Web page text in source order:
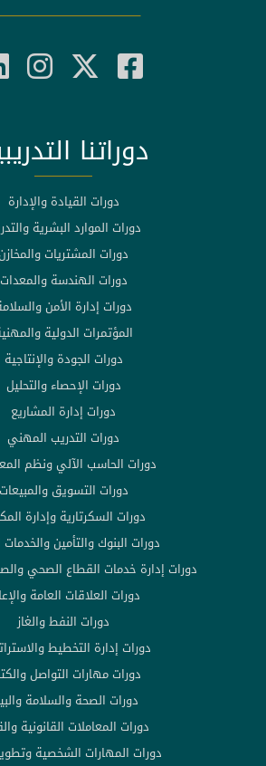
دوراتنا
دورات القيادة والإدارة
دورات الموارد البشرية
دورات المشتريات
دورات الهندسة والمعدات
دورات إدارة الأمن
المؤتمرات الدولية
دورات الجودة والإنتاجية
دورات الإحصاء والتحليل
دورات إدارة المشاريع
دورات التدريب المهني
دورات الحاسب الآلي ونظم
دورات التسويق والمبيعات
دورات السكرتارية وإدارة
دورات البنوك والتأمين والخدمات
دورات إدارة خدمات القطاع الصحي
دورات العلاقات العامة
دورات النفط والغاز
دورات إدارة التخطيط
دورات مهارات التواصل
دورات الصحة والسلامة
دورات المعاملات القانونية
دورات المهارات الشخصية